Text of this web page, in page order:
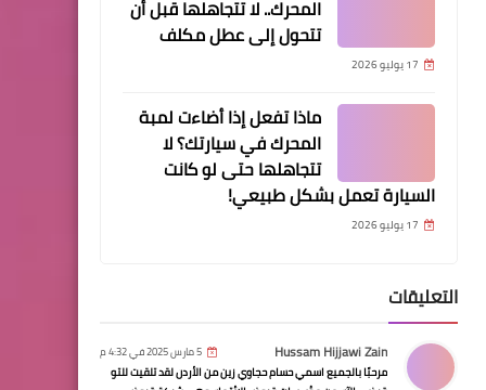
الرئيسية
طريقة التسجيل في النفاذ
الوطني | طريقة تغيير رقم
النفاذ الوطني absher
التعليم ونظام نور
دخول الطالب منصة الاختبارات
الإلكترونية في منصة
المحرك.. لا تتجاهلها قبل أن
تتحول إلى عطل مكلف
17 يوليو 2026
ماذا تفعل إذا أضاءت لمبة
المحرك في سيارتك؟ لا
تتجاهلها حتى لو كانت
السيارة تعمل بشكل طبيعي!
17 يوليو 2026
التعليقات
Hussam Hijjawi Zain 5 مارس 2025 في 4:32 م
مرحبًا بالجميع اسمي حسام حجاوي زين من الأردن لقد تلقيت للتو